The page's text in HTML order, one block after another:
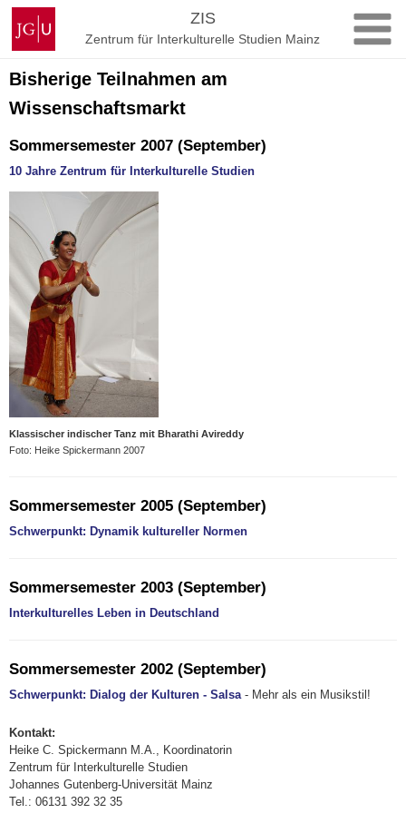
Zum
Inhalt
springen
Johannes
Gutenberg-
Universität
Mainz
ZIS
Zentrum für Interkulturelle Studien Mainz
Bisherige Teilnahmen am
Wissenschaftsmarkt
Sommersemester 2007 (September)
10 Jahre Zentrum für Interkulturelle Studien
Klassischer indischer Tanz mit Bharathi Avireddy
Foto: Heike Spickermann 2007
Sommersemester 2005 (September)
Schwerpunkt: Dynamik kultureller Normen
Sommersemester 2003 (September)
Interkulturelles Leben in Deutschland
Sommersemester 2002 (September)
Schwerpunkt: Dialog der Kulturen - Salsa - Mehr als ein Musikstil!
Kontakt:
Heike C. Spickermann M.A., Koordinatorin
Zentrum für Interkulturelle Studien
Johannes Gutenberg-Universität Mainz
Tel.: 06131 392 32 35